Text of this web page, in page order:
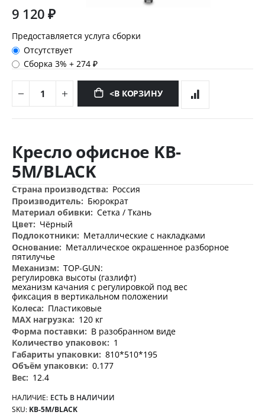
9 120 ₽
Предоставляется услуга сборки
Отсутствует
Сборка 3%+274 ₽
<В КОРЗИНУ
к
началу
галереи
изображений
Кресло офисное KB-
5M/BLACK
Дополнительная
информация
Россия
Бюрократ
Сетка / Ткань
Чёрный
Металлические с накладками
Металлическое окрашенное разборное
пятилучье
TOP-GUN:
регулировка высоты (газлифт)
механизм качания с регулировкой под вес
фиксация в вертикальном положении
Пластиковые
120 кг
В разобранном виде
1
810*510*195
0.177
12.4
НАЛИЧИЕ: ЕСТЬ В НАЛИЧИИ
SKU KB-5M/BLACK